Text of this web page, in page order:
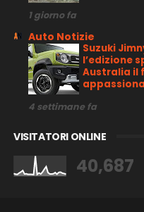
1 giorno fa
Auto Notizie
Suzuki
l’edizione
Australia il
4 settimane fa
VISITATORI ONLINE
40,687